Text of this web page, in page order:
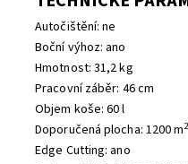
Autočištění: ne
Boční výhoz: ano
Hmotnost: 31,2 kg
Pracovní záběr: 46 cm
Objem koše: 60 l
Doporučená plocha: 1200 m2
Edge Cutting: ano